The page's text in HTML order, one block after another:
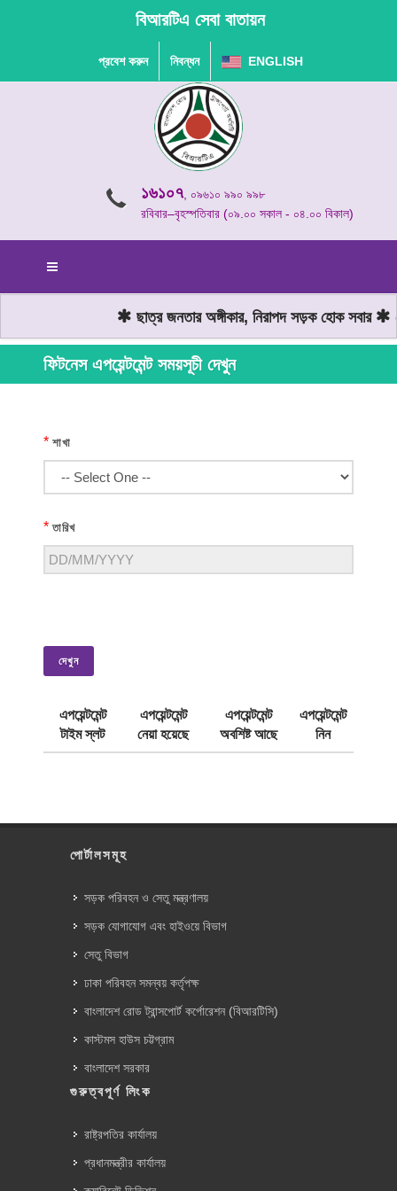
বিআরটিএ সেবা বাতায়ন
প্রবেশ করুন নিবন্ধন ENGLISH
১৬১০৭, ০৯৬১০ ৯৯০ ৯৯৮
রবিবার–বৃহস্পতিবার (০৯.০০ সকাল - ০৪.০০ বিকাল)
ছাত্র জনতার অঙ্গীকার, নিরাপদ সড়ক হোক সবার
ফিটনেস এপয়েন্টমেন্ট সময়সূচী দেখুন
* শাখা
* তারিখ
দেখুন
এপয়েন্টমেন্ট
টাইম স্লট
এপয়েন্টমেন্ট
নেয়া হয়েছে
এপয়েন্টমেন্ট
অবশিষ্ট আছে
এপয়েন্টমেন্ট
নিন
পোর্টালসমূহ
সড়ক পরিবহন ও সেতু মন্ত্রণালয়
সড়ক যোগাযোগ এবং হাইওয়ে বিভাগ
সেতু বিভাগ
ঢাকা পরিবহন সমন্বয় কর্তৃপক্ষ
বাংলাদেশ রোড ট্রান্সপোর্ট কর্পোরেশন (বিআরটিসি)
কাস্টমস হাউস চট্টগ্রাম
বাংলাদেশ সরকার
গুরুত্বপূর্ণ লিংক
রাষ্ট্রপতির কার্যালয়
প্রধানমন্ত্রীর কার্যালয়